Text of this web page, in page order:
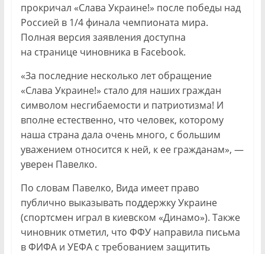
прокричал «Слава Украине!» после победы над
Россией в 1/4 финала чемпионата мира.
Полная версия заявления доступна
на странице чиновника в Facebook.
«За последние несколько лет обращение
«Слава Украине!» стало для наших граждан
символом несгибаемости и патриотизма! И
вполне естественно, что человек, которому
наша страна дала очень много, с большим
уважением относится к ней, к ее гражданам», —
уверен Павелко.
По словам Павелко, Вида имеет право
публично выказывать поддержку Украине
(спортсмен играл в киевском «Динамо»). Также
чиновник отметил, что ФФУ направила письма
в ФИФА и УЕФА с требованием защитить